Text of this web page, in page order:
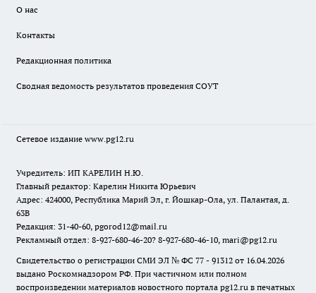
О нас
Контакты
Редакционная политика
Сводная ведомость результатов проведения СОУТ
Сетевое издание www.pg12.ru
Учредитель: ИП КАРЕЛИН Н.Ю.
Главный редактор: Карелин Никита Юрьевич
Адрес: 424000, Республика Марий Эл, г. Йошкар-Ола, ул. Палантая, д.
63В
Редакция: 31-40-60, pgorod12@mail.ru
Рекламный отдел: 8-927-680-46-20? 8-927-680-46-10, mari@pg12.ru
Свидетельство о регистрации СМИ ЭЛ № ФС 77 - 91312 от 16.04.2026
выдано Роскомнадзором РФ. При частичном или полном
воспроизведении материалов новостного портала pg12.ru в печатных